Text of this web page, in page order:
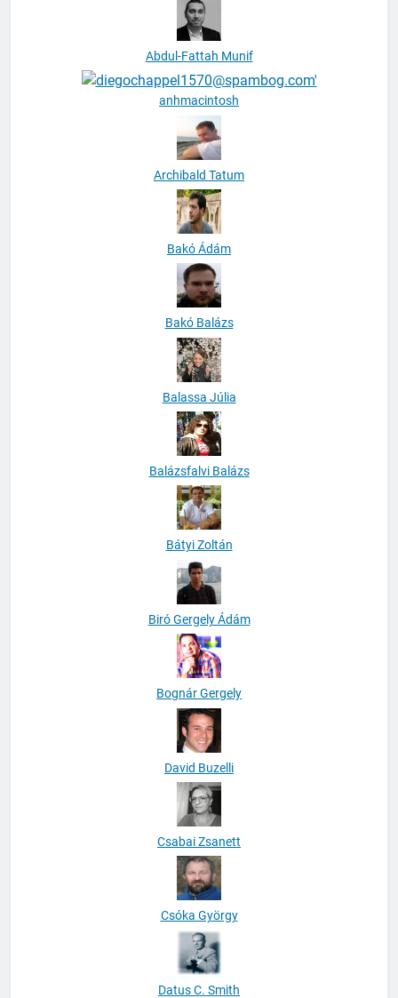
Abdul-Fattah Munif
anhmacintosh
Archibald Tatum
Bakó Ádám
Bakó Balázs
Balassa Júlia
Balázsfalvi Balázs
Bátyi Zoltán
Biró Gergely Ádám
Bognár Gergely
David Buzelli
Csabai Zsanett
Csóka György
Datus C. Smith